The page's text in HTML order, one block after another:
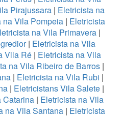
Pirajussara | Eletricista na
na Vila Pompeia| Eletricista
na Vila Primavera|
| Eletricista na Vila
Vila Ré | Eletricista na Vila
na Vila Ribeiro de Barros |
| Eletricista na Vila Rubi |
| Eletricistans Vila Salete|
Catarina| Eletricista na Vila
na Vila Santana | Eletricista